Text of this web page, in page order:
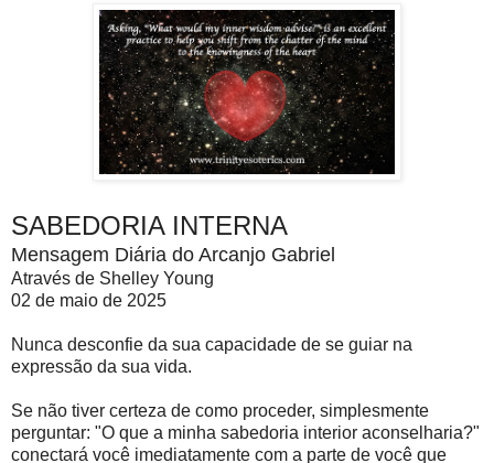
SABEDORIA INTERNA
Mensagem Diária do Arcanjo Gabriel
Através de Shelley Young
02 de maio de 2025
Nunca desconfie da sua capacidade de se guiar na
expressão da sua vida.
Se não tiver certeza de como proceder, simplesmente
perguntar: "O que a minha sabedoria interior aconselharia?"
conectará você imediatamente com a parte de você que